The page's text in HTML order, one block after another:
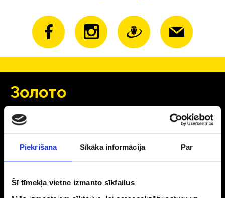
Piekrišana Sīkāka informācija Par
Šī tīmekļa vietne izmanto sīkfailus
Зoлoтo
Серьги
Кольца
Oбручальные кольца
Цепочки
Кулоны
Серебрo